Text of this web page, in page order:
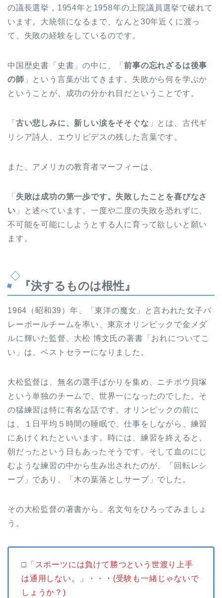
の議長選挙，1954年と1958年の上院議員選挙で破れて
います。大統領になるまで、なんと30年近くに渡っ
て、失敗の経験をしているのです。
中国歴史書「史書」の中に、「前事の忘れざるは後事
の師 」という言葉が出てきます。失敗から何を学ぶか
ということが、成功の分かれ目だということです。
「 古い悲しみに、新しい涙をそそぐな 」とは、古代ギ
リシア詩人、エウリピデスの残した言葉です。
また、アメリカの教育者マーフィーは、
「 失敗は成功の第一歩です。失敗したことを喜びなさ
い 」と述べています。一度や二度の失敗を恐れずに、
不可能を可能にしようとする人に育って欲しいと願い
ます。
『決するものは根性』
1964（昭和39）年、「東洋の魔女」と言われた女子バ
レーボールチームを率い、東京オリンピックで金メダ
ルに輝いた監督、大松 博文氏の著書「おれについてこ
い」は、ベストセラーになりました。
大松監督は、無名の選手ばかりを集め、ニチボウ貝塚
という単独のチームで、世界一になったのでした。そ
の猛練習は特に有名な話です。オリンピックの前に
は、１日平均５時間の睡眠で、仕事をしながら、練習
にあけくれたといいます。時には、練習を終えると、
朝だったという日もあったそうです。そして血のにじ
むような練習の中から生み出されたのが、「回転レシ
ーブ」であり、「木の葉落としサーブ」でした。
その大松監督の著書から、名文句をひろってみましょ
う。
□「スポーツには負けて勝つという世渡り上手
は通用しない。」・・・(受験も一緒じゃないで
しょうか？)